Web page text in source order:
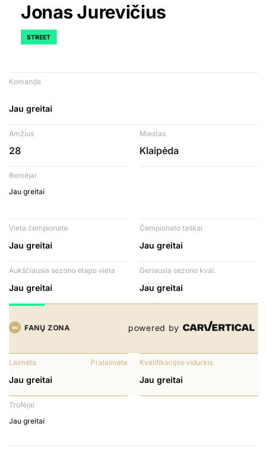
Jonas Jurevičius
STREET
Trofėjai
Jau greitai
Komanda
Jau greitai
Amžius
28
Miestas
Klaipėda
Remėjai
Jau greitai
Vieta čempionate
Jau greitai
Čempionato taškai
Jau greitai
Aukščiausia sezono etapo vieta
Jau greitai
Geriausia sezono kval.
Jau greitai
FANŲ ZONA powered by
Laimėta Pralaimėta
Jau greitai
Kvalifikacijos vidurkis
Jau greitai